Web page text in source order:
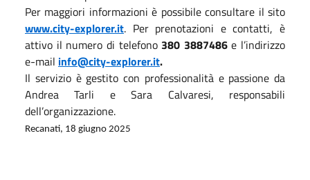
Per maggiori informazioni è possibile consultare il sito
www.city-explorer.it. Per prenotazioni e contatti, è
attivo il numero di telefono 380 3887486e l’indirizzo
e-mail info@city-explorer.it.
Il servizio è gestito con professionalità e passione da
Andrea Tarli e Sara Calvaresi, responsabili
dell’organizzazione.
Recanati, 18 giugno 2025